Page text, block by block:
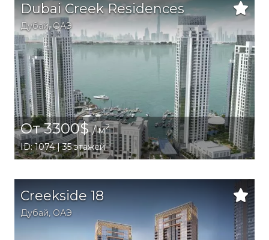
Dubai Creek Residences
Дубай,ОАЭ
От 3300$/ м2
ID: 1074 | 35 этажей
Creekside 18
Дубай, ОАЭ